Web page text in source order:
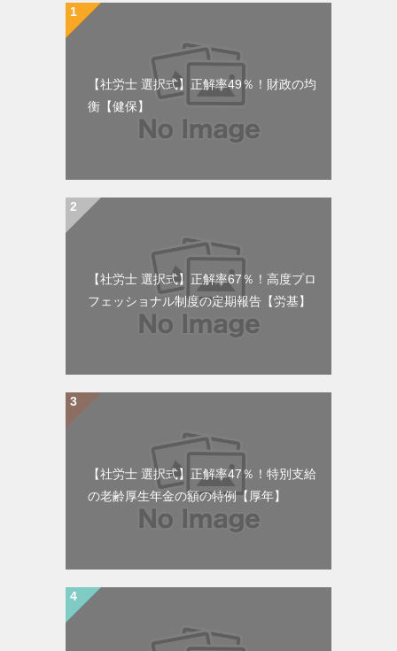
【社労士 選択式】正解率49％！財政の均
衡【健保】
【社労士 選択式】正解率67％！高度プロ
フェッショナル制度の定期報告【労基】
【社労士 選択式】正解率47％！特別支給
の老齢厚生年金の額の特例【厚年】